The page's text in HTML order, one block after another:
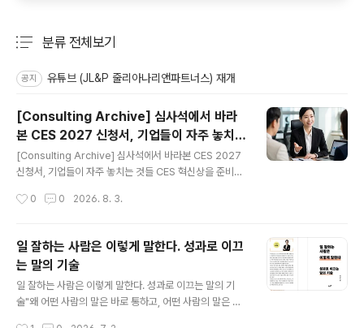
분류 전체보기
공지 유튜브 (JL&P 줄리아나리앤파트너스) 재개
[Consulting Archive] 심사석에서 바라
본 CES 2027 신청서, 기업들이 자주 놓치는
것들
[Consulting Archive] 심사석에서 바라본 CES 2027
신청서, 기업들이 자주 놓치는 것들 CES 혁신상을 준비하
서 마주하게 됩니다. 좋은 제품을 만들었으니 그 사실을 열
흔히 기대하는 방식으로 흘러가지 않습니다. 오늘은 줄리
아나리앤파트너스 이지윤 대표가 CES 혁신상 공식 심사위
원으로 활동하며 직접 겪은 내용을 바탕으로, 기업들이 잘
몰라서 놓치는 지점들을 하나씩 풀어보려고 합니다. 항목
0 0 2026. 8. 3.
일 잘하는 사람은 이렇게 말한다. 성과로 이끄
는 말의 기술
일 잘하는 사람은 이렇게 말한다. 성과로 이끄는 말의 기
술"왜 어떤 사람의 말은 바로 통하고, 어떤 사람의 말은 자